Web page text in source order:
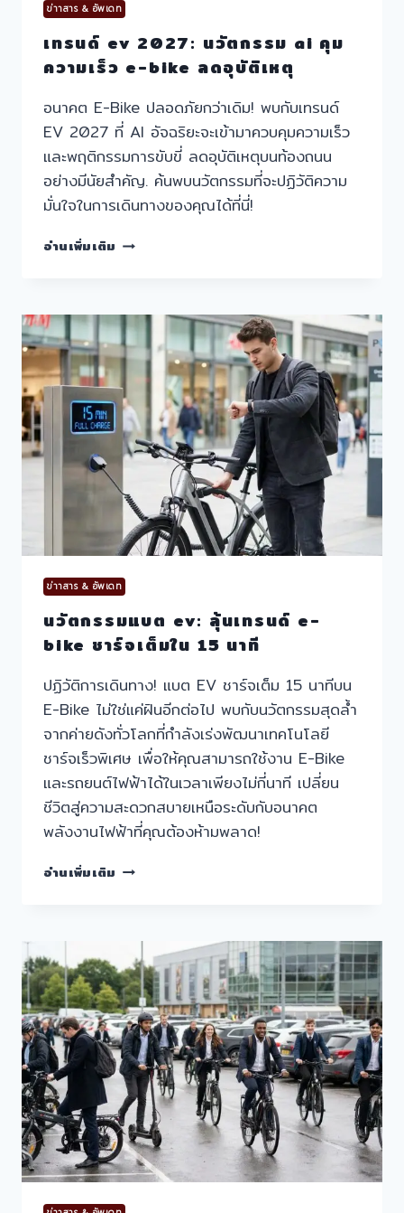
ข่าาสาร & อัพเดท
เทรนด์ ev 2027: นวัตกรรม ai คุม
ความเร็ว e-bike ลดอุบัติเหตุ
อนาคต E-Bike ปลอดภัยกว่าเดิม! พบกับเทรนด์
EV 2027 ที่ AI อัจฉริยะจะเข้ามาควบคุมความเร็ว
และพฤติกรรมการขับขี่ ลดอุบัติเหตุบนท้องถนน
อย่างมีนัยสำคัญ. ค้นพบนวัตกรรมที่จะปฏิวัติความ
มั่นใจในการเดินทางของคุณได้ที่นี่!
อ่านเพิ่มเติม เท
นวัตกรรม
AI
คุม
ความเร็ว
E-
BIKE
ลด
อุบัติเหตุ
ข่าาสาร & อัพเดท
นวัตกรรมแบต ev: ลุ้นเทรนด์ e-
bike ชาร์จเต็มใน 15 นาที
ปฏิวัติการเดินทาง! แบต EV ชาร์จเต็ม 15 นาทีบน
E-Bike ไม่ใช่แค่ฝันอีกต่อไป พบกับนวัตกรรมสุดล้ำ
จากค่ายดังทั่วโลกที่กำลังเร่งพัฒนาเทคโนโลยี
ชาร์จเร็วพิเศษ เพื่อให้คุณสามารถใช้งาน E-Bike
และรถยนต์ไฟฟ้าได้ในเวลาเพียงไม่กี่นาที เปลี่ยน
ชีวิตสู่ความสะดวกสบายเหนือระดับกับอนาคต
พลังงานไฟฟ้าที่คุณต้องห้ามพลาด!
อ่านเพิ่มเติม นวัตกรรม
รนด์
E-
BIKE
ชาร์จ
เต็ม
ใน
15
นาที